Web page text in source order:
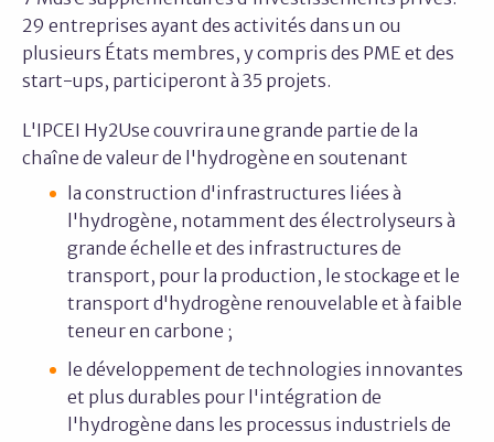
29 entreprises ayant des activités dans un ou
plusieurs États membres, y compris des PME et des
start-ups, participeront à 35 projets.
L'IPCEI Hy2Use couvrira une grande partie de la
chaîne de valeur de l'hydrogène en soutenant
la construction d'infrastructures liées à
l'hydrogène, notamment des électrolyseurs à
grande échelle et des infrastructures de
transport, pour la production, le stockage et le
transport d'hydrogène renouvelable et à faible
teneur en carbone ;
le développement de technologies innovantes
et plus durables pour l'intégration de
l'hydrogène dans les processus industriels de